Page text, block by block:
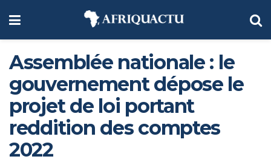
Assemblée nationale : le
gouvernement dépose le
projet de loi portant
reddition des comptes
2022